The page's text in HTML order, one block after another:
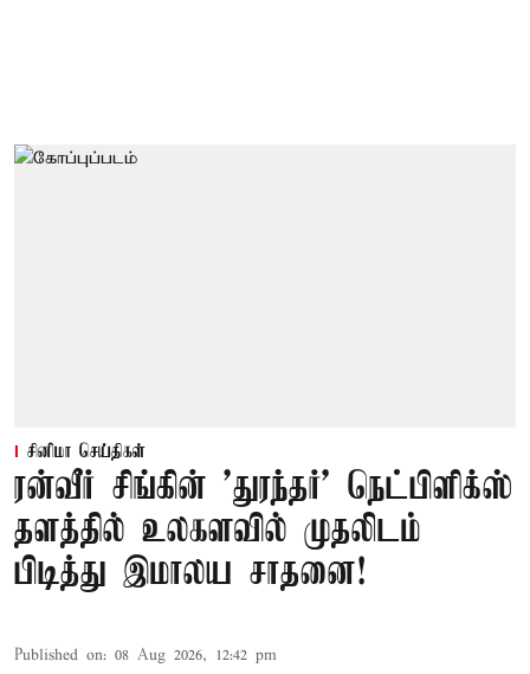
சினிமா செய்திகள்
ரன்வீர் சிங்கின் 'துரந்தர்' நெட்பிளிக்ஸ்
தளத்தில் உலகளவில் முதலிடம்
பிடித்து இமாலய சாதனை!
Published on: 08 Aug 2026, 12:42 pm